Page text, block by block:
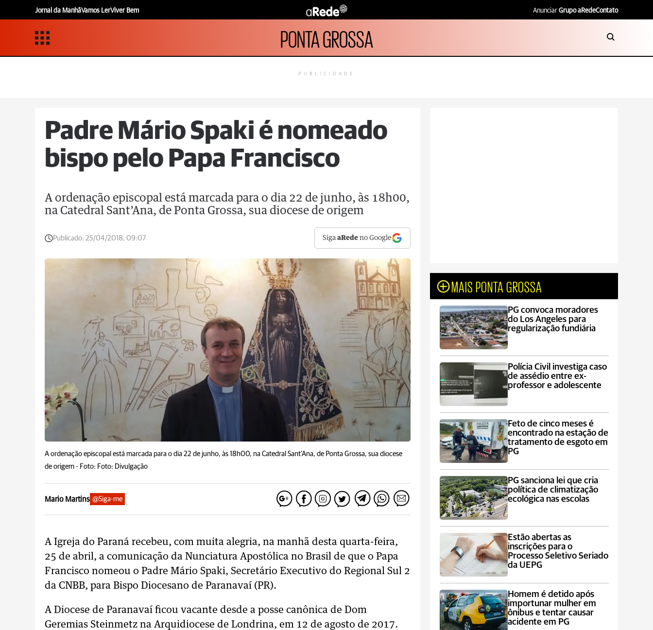
Jornal da ManhãVamos LerViver Bem Anunciar Grupo aRedeContato
PONTA GROSSA
PUBLICIDADE
Padre Mário Spaki é nomeado
bispo pelo Papa Francisco
A ordenação episcopal está marcada para o dia 22 de junho, às 18h00,
na Catedral Sant’Ana, de Ponta Grossa, sua diocese de origem
Publicado: 25/04/2018, 09:07 SigaaRede no Google
A ordenação episcopal está marcada para o dia 22 de junho, às 18h00, na Catedral Sant’Ana, de Ponta Grossa, sua diocese
de origem - Foto: Foto: Divulgação
Mario Martins @Siga-me
A Igreja do Paraná recebeu, com muita alegria, na manhã desta quarta-feira,
25 de abril, a comunicação da Nunciatura Apostólica no Brasil de que o Papa
Francisco nomeou o Padre Mário Spaki, Secretário Executivo do Regional Sul 2
da CNBB, para Bispo Diocesano de Paranavaí (PR).
A Diocese de Paranavaí ficou vacante desde a posse canônica de Dom
Geremias Steinmetz na Arquidiocese de Londrina, em 12 de agosto de 2017.
MAIS PONTA GROSSA
PG convoca moradores
do Los Angeles para
regularização fundiária
Polícia Civil investiga caso
de assédio entre ex-
professor e adolescente
Feto de cinco meses é
encontrado na estação de
tratamento de esgoto em
PG
PG sanciona lei que cria
política de climatização
ecológica nas escolas
Estão abertas as
inscrições para o
Processo Seletivo Seriado
da UEPG
Homem é detido após
importunar mulher em
ônibus e tentar causar
acidente em PG